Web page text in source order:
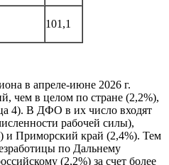
101,1
в апреле-июне 2026 г.
чем в целом по стране (2,2%),
4). В ДФО в их число входят
рабочей силы),
и Приморский край (2,4%). Тем
по Дальнему
(2,2%) за счет более